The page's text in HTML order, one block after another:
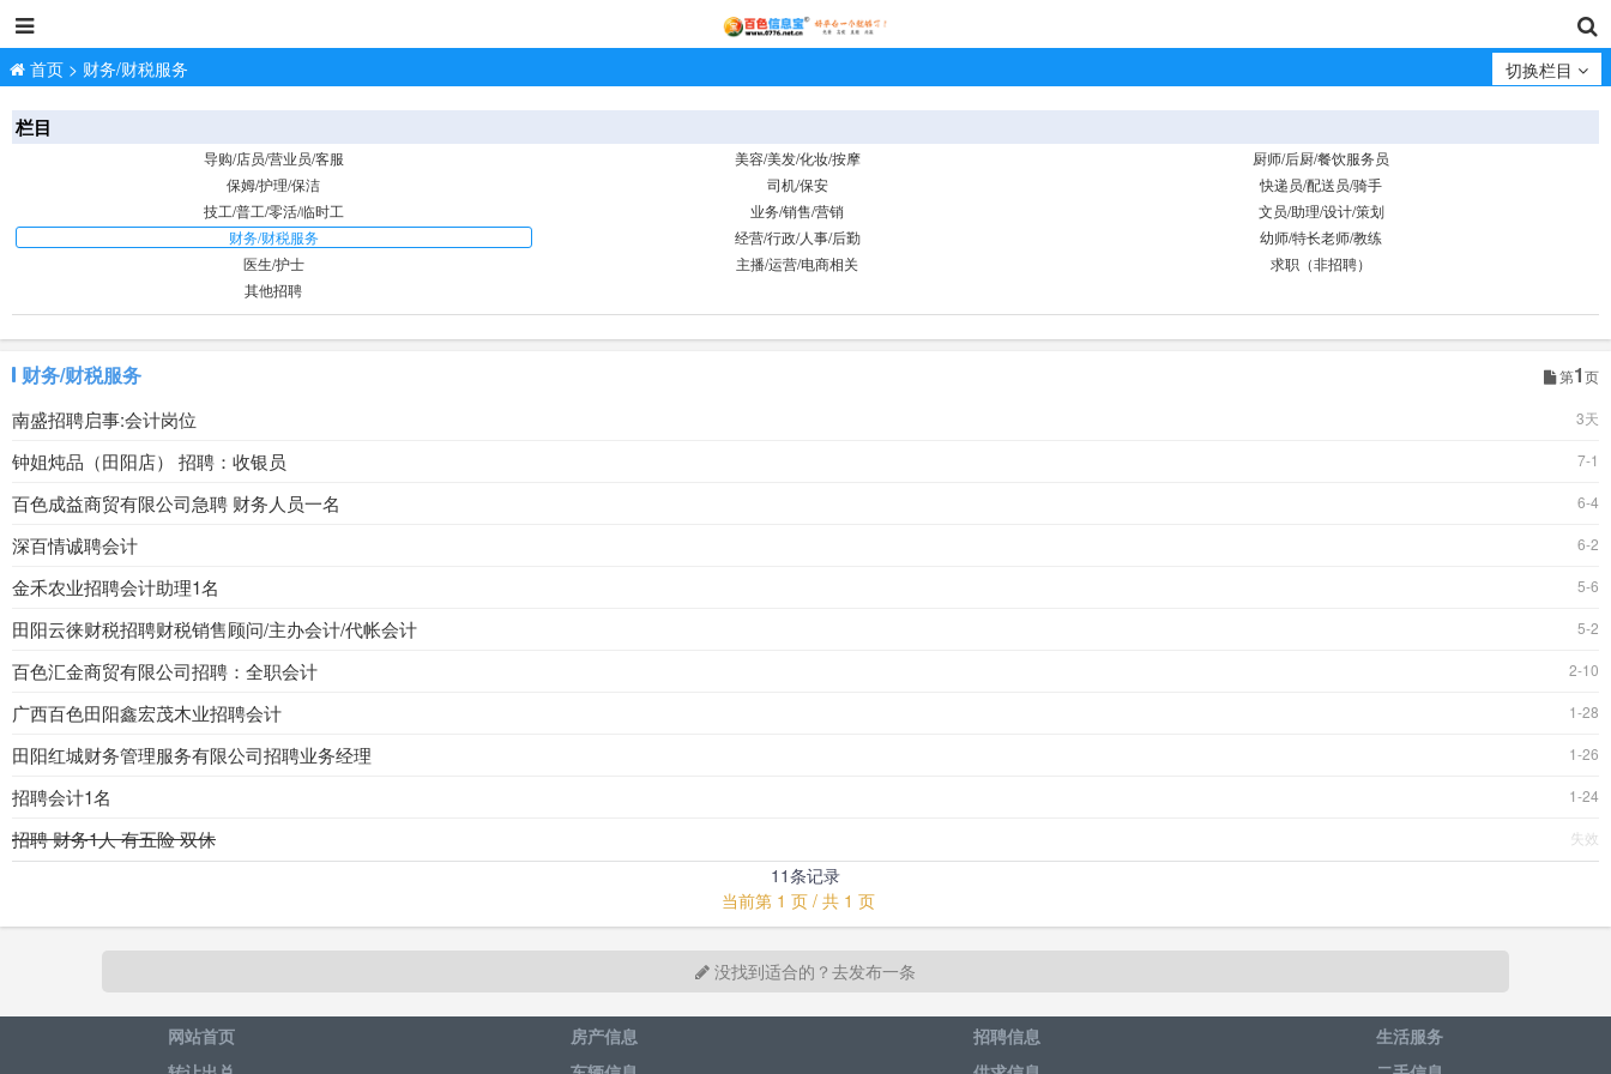
首页 > 财务/财税服务 切换栏目
栏目
导购/店员/营业员/客服 美容/美发/化妆/按摩
厨师/后厨/餐饮服务员
保姆/护理/保洁
司机/保安
快递员/配送员/骑手
技工/普工/零活/临时工
业务/销售/营销
文员/助理/设计/策划
财务/财税服务
经营/行政/人事/后勤
幼师/特长老师/教练
医生/护士
主播/运营/电商相关
求职（非招聘）
其他招聘
财务/财税服务 第1页
南盛招聘启事:会计岗位 3天
钟姐炖品（田阳店） 招聘：收银员 7-1
百色成益商贸有限公司急聘 财务人员一名 6-4
深百情诚聘会计 6-2
金禾农业招聘会计助理1名 5-6
田阳云徕财税招聘财税销售顾问/主办会计/代帐会计 5-2
百色汇金商贸有限公司招聘：全职会计 2-10
广西百色田阳鑫宏茂木业招聘会计 1-28
田阳红城财务管理服务有限公司招聘业务经理 1-26
招聘会计1名 1-24
招聘 财务1人 有五险 双休 失效
11条记录
当前第 1 页 / 共 1 页
没找到适合的？去发布一条
网站首页 房产信息 招聘信息
生活服务